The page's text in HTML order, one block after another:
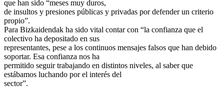
que han sido “meses muy duros,
de insultos y presiones públicas y privadas por defender un criterio
propio”.
Para Bizkaidendak ha sido vital contar con “la confianza que el
colectivo ha depositado en sus
representantes, pese a los continuos mensajes falsos que han debido
soportar. Esa confianza nos ha
permitido seguir trabajando en distintos niveles, al saber que
estábamos luchando por el interés del
sector”.